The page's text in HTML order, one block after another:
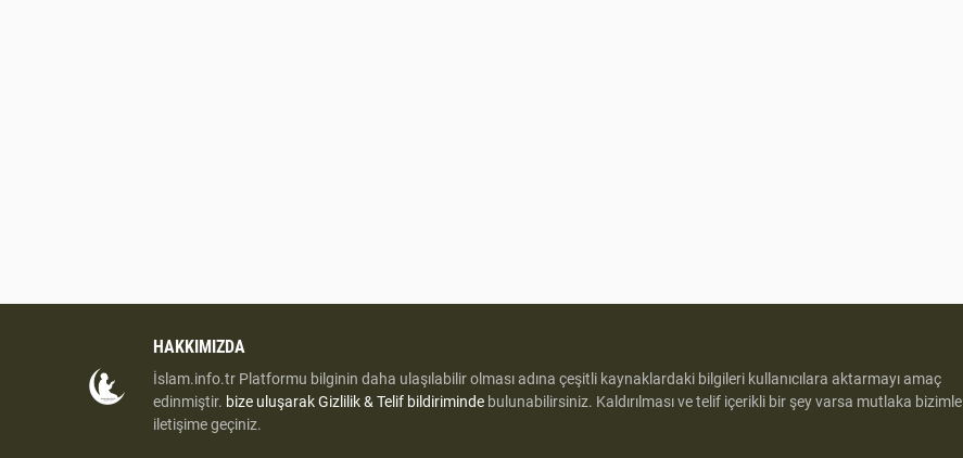
HAKKIMIZDA
İslam.info.tr Platformu bilginin daha ulaşılabilir olması adına çeşitli kaynaklardaki bilgileri kullanıcılara aktarmayı amaç
edinmiştir. bize uluşarakGizlilik & Telif bildiriminde bulunabilirsiniz. Kaldırılması ve telif içerikli bir şey varsa mutlaka bizimle
iletişime geçiniz.